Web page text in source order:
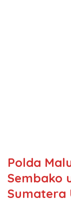
Polda
Sembako
Sumatera